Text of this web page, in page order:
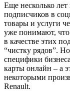
Еще несколько лет
подписчиков в
товары и услуги
уже понимают, что
в качестве этих
“чистку рядов”.
специфики
карты онлайн – а
некоторыми
Renault.